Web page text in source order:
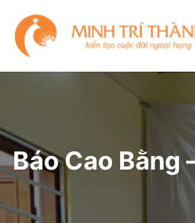
qua
nội
dung
Báo Cao Bằng